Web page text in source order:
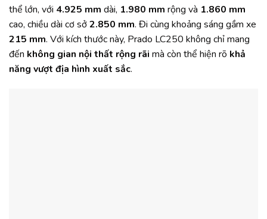
thể lớn, với 4.925 mm dài, 1.980 mm rộng và 1.860 mm
cao, chiều dài cơ sở2.850 mm. Đi cùng khoảng sáng gầm xe
215 mm. Với kích thước này, Prado LC250 không chỉ mang
đến không gian nội thất rộng rãi mà còn thể hiện rõ khả
năng vượt địa hình xuất sắc.